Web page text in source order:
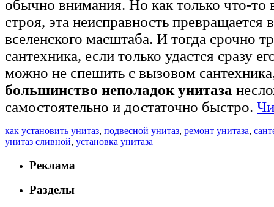
обычно внимания. Но как только что-то
строя, эта неисправность превращается
вселенского масштаба. И тогда срочно
сантехника, если только удастся сразу
можно не спешить с вызовом
большинство неполадок унитаза
самостоятельно и достаточно быстро.
как установить унитаз, подвесной унитаз, ремонт унитаза,
унитаз сливной, установка унитаза
Реклама
Разделы